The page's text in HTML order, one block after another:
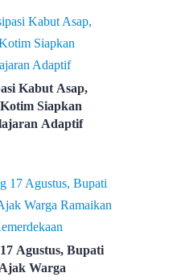
Kabut Asap,
Siapkan
Adaptif
Agustus, Bupati
Warga